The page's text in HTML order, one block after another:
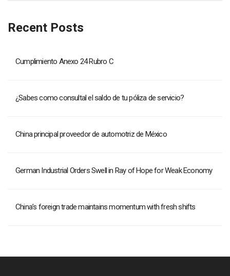
Recent Posts
Cumplimiento Anexo 24 Rubro C
¿Sabes como consultal el saldo de tu póliza de servicio?
China principal proveedor de automotriz de México
German Industrial Orders Swell in Ray of Hope for Weak Economy
China’s foreign trade maintains momentum with fresh shifts